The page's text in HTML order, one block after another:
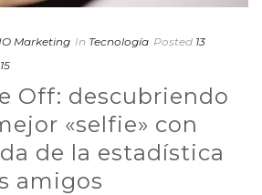
Marketing In Tecnología Posted 13
Off: descubriendo
«selfie» con
de la estadística
amigos